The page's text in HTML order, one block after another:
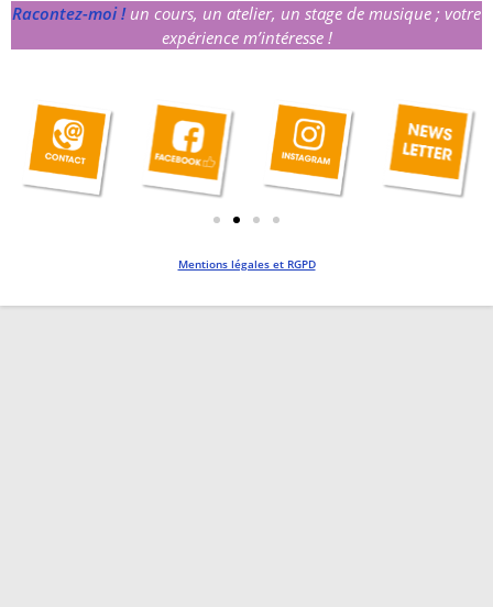
Racontez-moi ! un cours, un atelier, un stage de musique ; votre
expérience m’intéresse !
Mentions légales et RGPD